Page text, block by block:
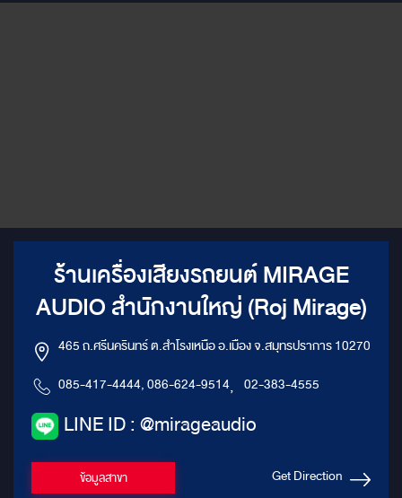
ร้านเครื่องเสียงรถยนต์ MIRAGE
AUDIO สำนักงานใหญ่ (Roj Mirage)
465 ถ.ศรีนครินทร์ ต.สำโรงเหนือ อ.เมือง จ.สมุทรปราการ 10270
085-417-4444, 086-624-9514, 02-383-4555
LINE ID : @mirageaudio
ข้อมูลสาขา Get Direction